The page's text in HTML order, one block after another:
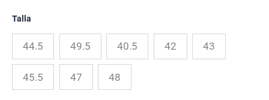
Talla
44.5 49.5 40.5 42 43
45.5 47 48